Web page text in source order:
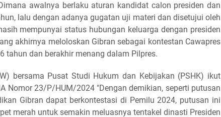
awalnya berlaku aturan kandidat calon presiden dan
lalu dengan adanya gugatan uji materi dan disetujui oleh
mempunyai status hubungan keluarga dengan presiden
akhirnya meloloskan Gibran sebagai kontestan Cawapres
tahun dan berakhir menang dalam Pilpres.
bersama Pusat Studi Hukum dan Kebijakan (PSHK) ikut
Nomor 23/P/HUM/2024 "Dengan demikian, seperti putusan
Gibran dapat berkontestasi di Pemilu 2024, putusan ini
merah untuk semakin meluasnya tentakel dinasti Presiden